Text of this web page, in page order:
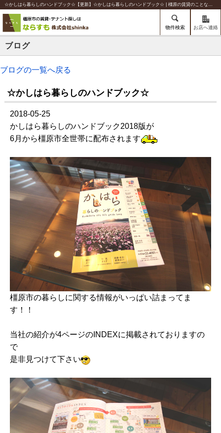
☆かしはら暮らしのハンドブック☆【更新】☆かしはら暮らしのハンドブック☆ | 橿原の賃貸のことならならすも【株式会社shinka】
物件検索 お店へ連絡
ブログ
ブログの一覧へ戻る
☆かしはら暮らしのハンドブック☆
2018-05-25
かしはら暮らしのハンドブック2018版が
6月から橿原市全世帯に配布されます
橿原市の暮らしに関する情報がいっぱい詰まってま
す！！
当社の紹介が4ページのINDEXに掲載されておりますの
で
是非見つけて下さい